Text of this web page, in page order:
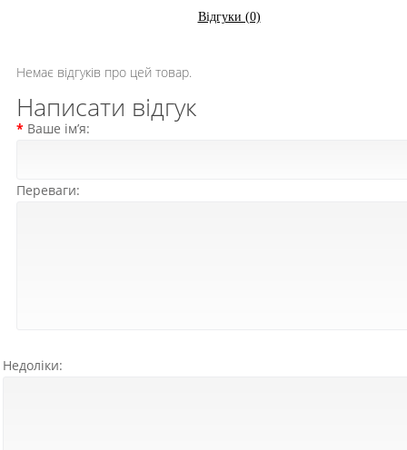
Відгуки (0)
Немає відгуків про цей товар.
Написати відгук
Ваше ім’я:
Переваги:
Недоліки: